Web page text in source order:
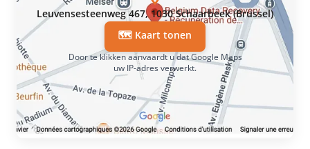
Leuvensesteenweg 467, 1030 Schaarbeek (Brussel)
🗺️ Kaart tonen
Door te klikken aanvaardt u dat Google Maps
uw IP-adres verwerkt.